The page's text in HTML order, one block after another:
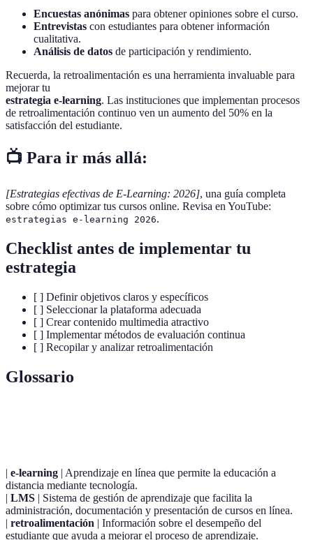
Encuestas anónimas para obtener opiniones sobre el curso.
Entrevistas con estudiantes para obtener información
cualitativa.
Análisis de datos de participación y rendimiento.
Recuerda, la retroalimentación es una herramienta invaluable para
mejorar tu
estrategia e-learning. Las instituciones que implementan procesos
de retroalimentación continuo ven un aumento del 50% en la
satisfacción del estudiante.
📺 Para ir más allá:
[Estrategias efectivas de E-Learning: 2026], una guía completa
sobre cómo optimizar tus cursos online. Revisa en YouTube:
estrategias e-learning 2026.
Checklist antes de implementar tu
estrategia
[ ] Definir objetivos claros y específicos
[ ] Seleccionar la plataforma adecuada
[ ] Crear contenido multimedia atractivo
[ ] Implementar métodos de evaluación continua
[ ] Recopilar y analizar retroalimentación
Glossario
| e-learning | Aprendizaje en línea que permite la educación a
distancia mediante tecnología.
| LMS | Sistema de gestión de aprendizaje que facilita la
administración, documentación y presentación de cursos en línea.
| retroalimentación | Información sobre el desempeño del
estudiante que ayuda a mejorar el proceso de aprendizaje.